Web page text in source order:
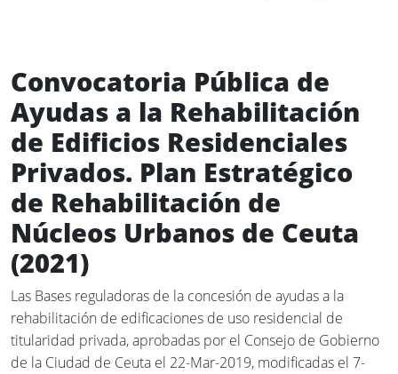
Convocatoria Pública de
Ayudas a la Rehabilitación
de Edificios Residenciales
Privados. Plan Estratégico
de Rehabilitación de
Núcleos Urbanos de Ceuta
(2021)
Las Bases reguladoras de la concesión de ayudas a la
rehabilitación de edificaciones de uso residencial de
titularidad privada, aprobadas por el Consejo de Gobierno
de la Ciudad de Ceuta el 22-Mar-2019, modificadas el 7-